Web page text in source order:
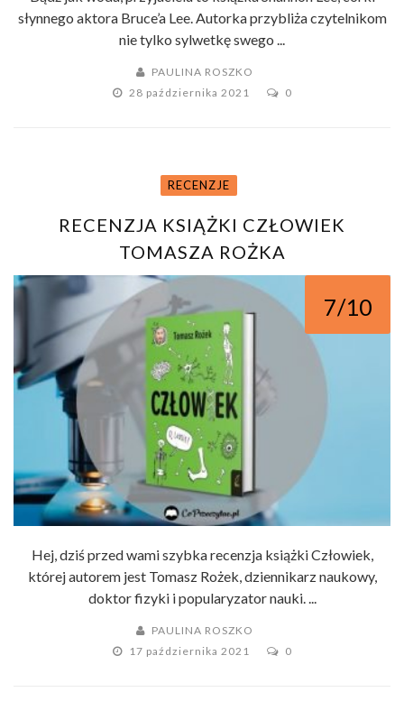
słynnego aktora Bruce’a Lee. Autorka przybliża czytelnikom
nie tylko sylwetkę swego ...
PAULINA ROSZKO
28 października 2021
0
RECENZJE
RECENZJA KSIĄŻKI CZŁOWIEK
TOMASZA ROŻKA
7/10
Hej, dziś przed wami szybka recenzja książki Człowiek,
której autorem jest Tomasz Rożek, dziennikarz naukowy,
doktor fizyki i popularyzator nauki. ...
PAULINA ROSZKO
17 października 2021
0